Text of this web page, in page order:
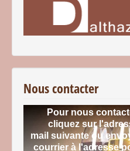
Nous contacter
Pour nous
cliquez sur
mail suivante ou
courrierà l'adresse